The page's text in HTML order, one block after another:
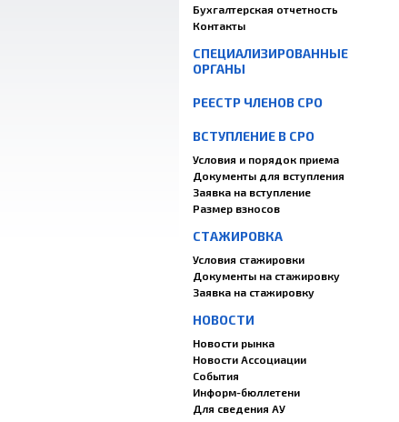
Бухгалтерская отчетность
Контакты
СПЕЦИАЛИЗИРОВАННЫЕ
ОРГАНЫ
РЕЕСТР ЧЛЕНОВ СРО
ВСТУПЛЕНИЕ В СРО
Условия и порядок приема
Документы для вступления
Заявка на вступление
Размер взносов
СТАЖИРОВКА
Условия стажировки
Документы на стажировку
Заявка на стажировку
НОВОСТИ
Новости рынка
Новости Ассоциации
События
Информ-бюллетени
Для сведения АУ